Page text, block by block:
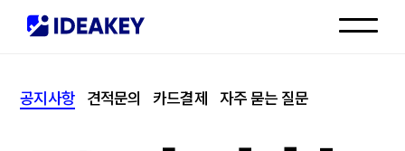
고객센터
공지사항 견적문의 카드결제 자주 묻는 질문